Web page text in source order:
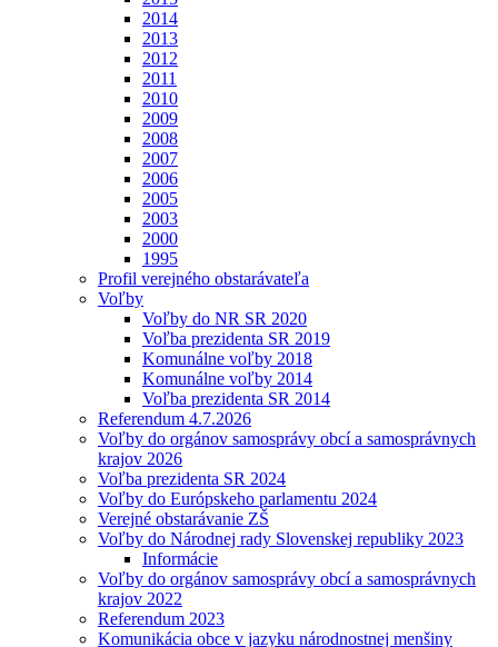
2014
2013
2012
2011
2010
2009
2008
2007
2006
2005
2003
2000
1995
Profil verejného obstarávateľa
Voľby
Voľby do NR SR 2020
Voľba prezidenta SR 2019
Komunálne voľby 2018
Komunálne voľby 2014
Voľba prezidenta SR 2014
Referendum 4.7.2026
Voľby do orgánov samosprávy obcí a samosprávnych
krajov 2026
Voľba prezidenta SR 2024
Voľby do Európskeho parlamentu 2024
Verejné obstarávanie ZŠ
Voľby do Národnej rady Slovenskej republiky 2023
Informácie
Voľby do orgánov samosprávy obcí a samosprávnych
krajov 2022
Referendum 2023
Komunikácia obce v jazyku národnostnej menšiny